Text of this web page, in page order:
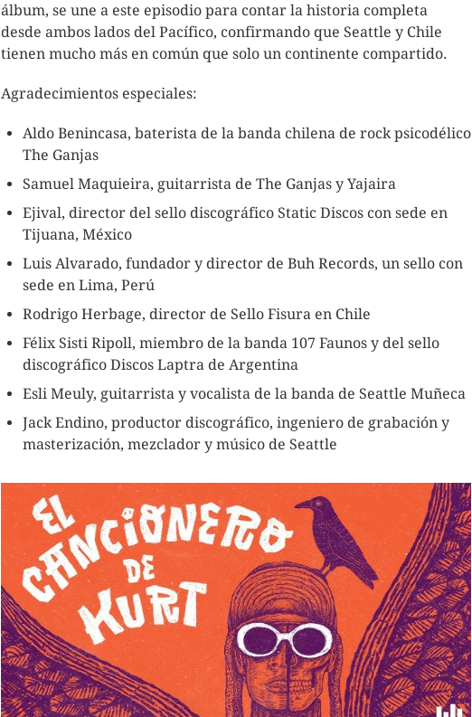
álbum, se une a este episodio para contar la historia completa
desde ambos lados del Pacífico, confirmando que Seattle y Chile
tienen mucho más en común que solo un continente compartido.
Agradecimientos especiales:
Aldo Benincasa, baterista de la banda chilena de rock psicodélico
The Ganjas
Samuel Maquieira, guitarrista de The Ganjas y Yajaira
Ejival, director del sello discográfico Static Discos con sede en
Tijuana, México
Luis Alvarado, fundador y director de Buh Records, un sello con
sede en Lima, Perú
Rodrigo Herbage, director de Sello Fisura en Chile
Félix Sisti Ripoll, miembro de la banda 107 Faunos y del sello
discográfico Discos Laptra de Argentina
Esli Meuly, guitarrista y vocalista de la banda de Seattle Muñeca
Jack Endino, productor discográfico, ingeniero de grabación y
masterización, mezclador y músico de Seattle